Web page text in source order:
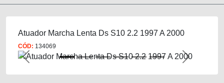
Atuador Marcha Lenta Ds S10 2.2 1997 A 2000
CÓD: 134069
Previous Next